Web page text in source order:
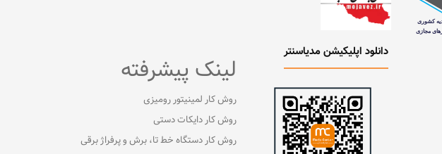
دانلود اپلیکیشن مدیاسنتر
لینک پیشرفته
روش کار لمینیتور رومیزی
روش کار دایکات دستی
روش کار دستگاه خط تا، برش و پرفراژ برقی